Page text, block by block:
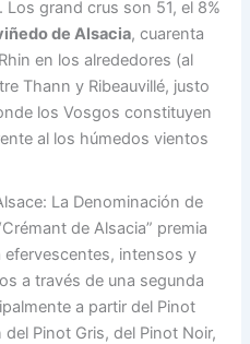
grand crus son 51, el 8%
de Alsacia, cuarenta
en los alrededores (al
Thann y Ribeauvillé, justo
los Vosgos constituyen
al los húmedos vientos
La Denominación de
de Alsacia” premia
efervescentes, intensos y
a través de una segunda
a partir del Pinot
Pinot Gris, del Pinot Noir,